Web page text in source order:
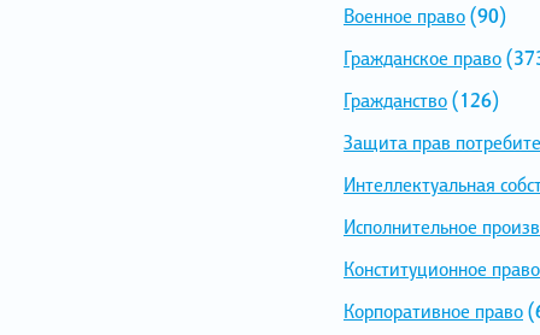
Военное право(90)
Гражданское право
Гражданство(126)
Защита прав
Интеллектуальная
Исполнительное
Конституционное право
Корпоративное право